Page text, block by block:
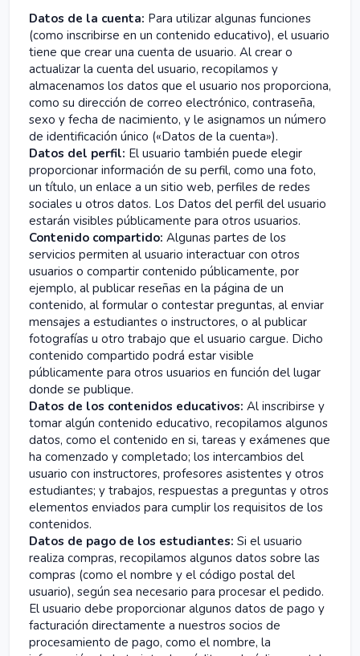
Datos de la cuenta: Para utilizar algunas funciones
(como inscribirse en un contenido educativo), el usuario
tiene que crear una cuenta de usuario. Al crear o
actualizar la cuenta del usuario, recopilamos y
almacenamos los datos que el usuario nos proporciona,
como su dirección de correo electrónico, contraseña,
sexo y fecha de nacimiento, y le asignamos un número
de identificación único («Datos de la cuenta»).
Datos del perfil: El usuario también puede elegir
proporcionar información de su perfil, como una foto,
un título, un enlace a un sitio web, perfiles de redes
sociales u otros datos. Los Datos del perfil del usuario
estarán visibles públicamente para otros usuarios.
Contenido compartido: Algunas partes de los
servicios permiten al usuario interactuar con otros
usuarios o compartir contenido públicamente, por
ejemplo, al publicar reseñas en la página de un
contenido, al formular o contestar preguntas, al enviar
mensajes a estudiantes o instructores, o al publicar
fotografías u otro trabajo que el usuario cargue. Dicho
contenido compartido podrá estar visible
públicamente para otros usuarios en función del lugar
donde se publique.
Datos de los contenidos educativos: Al inscribirse y
tomar algún contenido educativo, recopilamos algunos
datos, como el contenido en si, tareas y exámenes que
ha comenzado y completado; los intercambios del
usuario con instructores, profesores asistentes y otros
estudiantes; y trabajos, respuestas a preguntas y otros
elementos enviados para cumplir los requisitos de los
contenidos.
Datos de pago de los estudiantes: Si el usuario
realiza compras, recopilamos algunos datos sobre las
compras (como el nombre y el código postal del
usuario), según sea necesario para procesar el pedido.
El usuario debe proporcionar algunos datos de pago y
facturación directamente a nuestros socios de
procesamiento de pago, como el nombre, la